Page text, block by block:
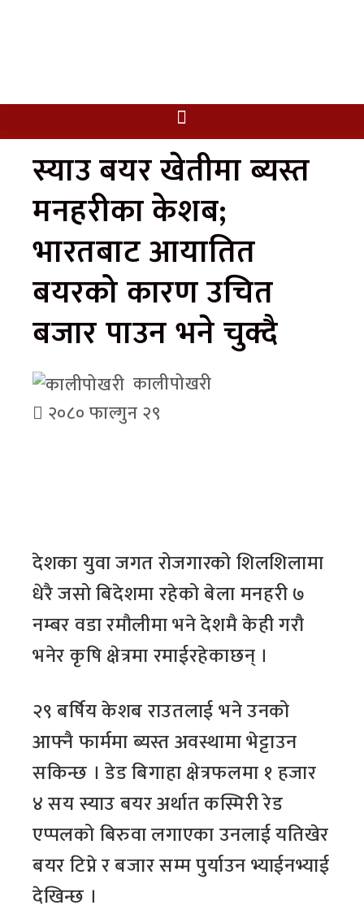
स्याउ बयर खेतीमा ब्यस्त
मनहरीका केशब;
भारतबाट आयातित
बयरको कारण उचित
बजार पाउन भने चुक्दै
कालीपोखरी
२०८० फाल्गुन २९
देशका युवा जगत रोजगारको शिलशिलामा
धेरै जसो बिदेशमा रहेको बेला मनहरी ७
नम्बर वडा रमौलीमा भने देशमै केही गरौ
भनेर कृषि क्षेत्रमा रमाईरहेकाछन् ।
२९ बर्षिय केशब राउतलाई भने उनको
आफ्नै फार्ममा ब्यस्त अवस्थामा भेट्टाउन
सकिन्छ । डेड बिगाहा क्षेत्रफलमा १ हजार
४ सय स्याउ बयर अर्थात कस्मिरी रेड
एप्पलको बिरुवा लगाएका उनलाई यतिखेर
बयर टिप्ने र बजार सम्म पुर्याउन भ्याईनभ्याई
देखिन्छ ।